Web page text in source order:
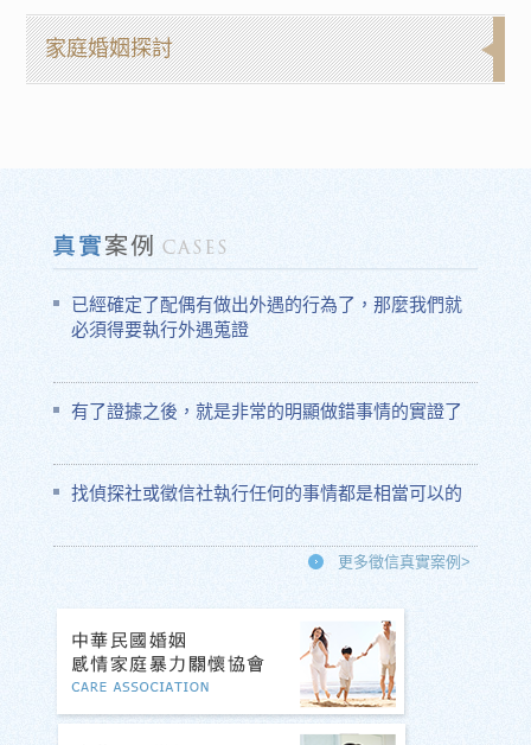
家庭婚姻探討
已經確定了配偶有做出外遇的行為了，那麼我們就
必須得要執行外遇蒐證
有了證據之後，就是非常的明顯做錯事情的實證了
找偵探社或徵信社執行任何的事情都是相當可以的
更多徵信真實案例>